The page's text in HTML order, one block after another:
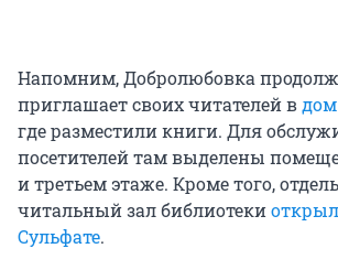
Напомним, Добролюбовка
приглашает своих читателей в
где разместили книги. Для
посетителей там выделены
и третьем этаже. Кроме того,
читальный зал библиотеки
Сульфате.